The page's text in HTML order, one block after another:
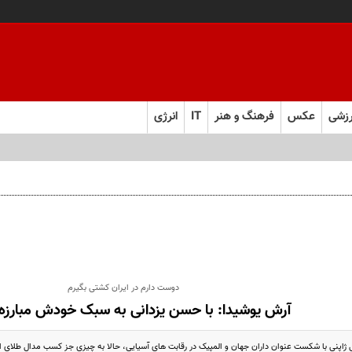
عکس فرهنگ و هنر IT انرژی
دوست دارم در ایران کشتی بگیرم
آرش یوشیدا: با حسن یزدانی به سبک خودش
ژاپنی با شکست عنوان داران جهان و المپیک در رقابت های آسیایی، حالا به چیزی جز کسب مدال